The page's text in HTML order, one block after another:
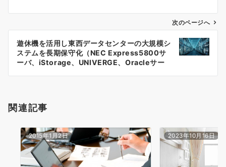
ナ
ビ
ゲ
ー
シ
ン
次のページへ
遊休機を活用し東西データセンターの大規模シ
ステムを長期保守化（NEC Express5800サ
ーバ、iStorage、UNIVERGE、Oracleサー
関連記事
2015年1月2日 2023年10月16日